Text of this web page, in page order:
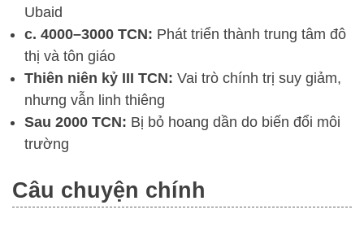
Ubaid
c. 4000–3000 TCN: Phát triển thành trung tâm đô
thị và tôn giáo
Thiên niên kỷ III TCN: Vai trò chính trị suy giảm,
nhưng vẫn linh thiêng
Sau 2000 TCN: Bị bỏ hoang dần do biến đổi môi
trường
Câu chuyện chính